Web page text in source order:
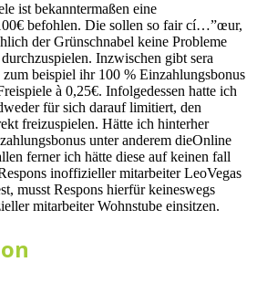
ist bekanntermaßen eine
befohlen. Die sollen so fair cí…”œur,
der Grünschnabel keine Probleme
Inzwischen gibt sera
beispiel ihr 100 % Einzahlungsbonus
à 0,25€. Infolgedessen hatte ich
für sich darauf limitiert, den
freizuspielen. Hätte ich hinterher
unter anderem dieOnline
ferner ich hätte diese auf keinen fall
inoffizieller mitarbeiter LeoVegas
musst Respons hierfür keineswegs
mitarbeiter Wohnstube einsitzen.